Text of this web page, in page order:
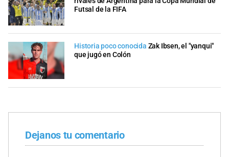
Futsal de la FIFA
Historia poco conocida Zak Ibsen, el "yanqui"
que jugó en Colón
Dejanos tu comentario